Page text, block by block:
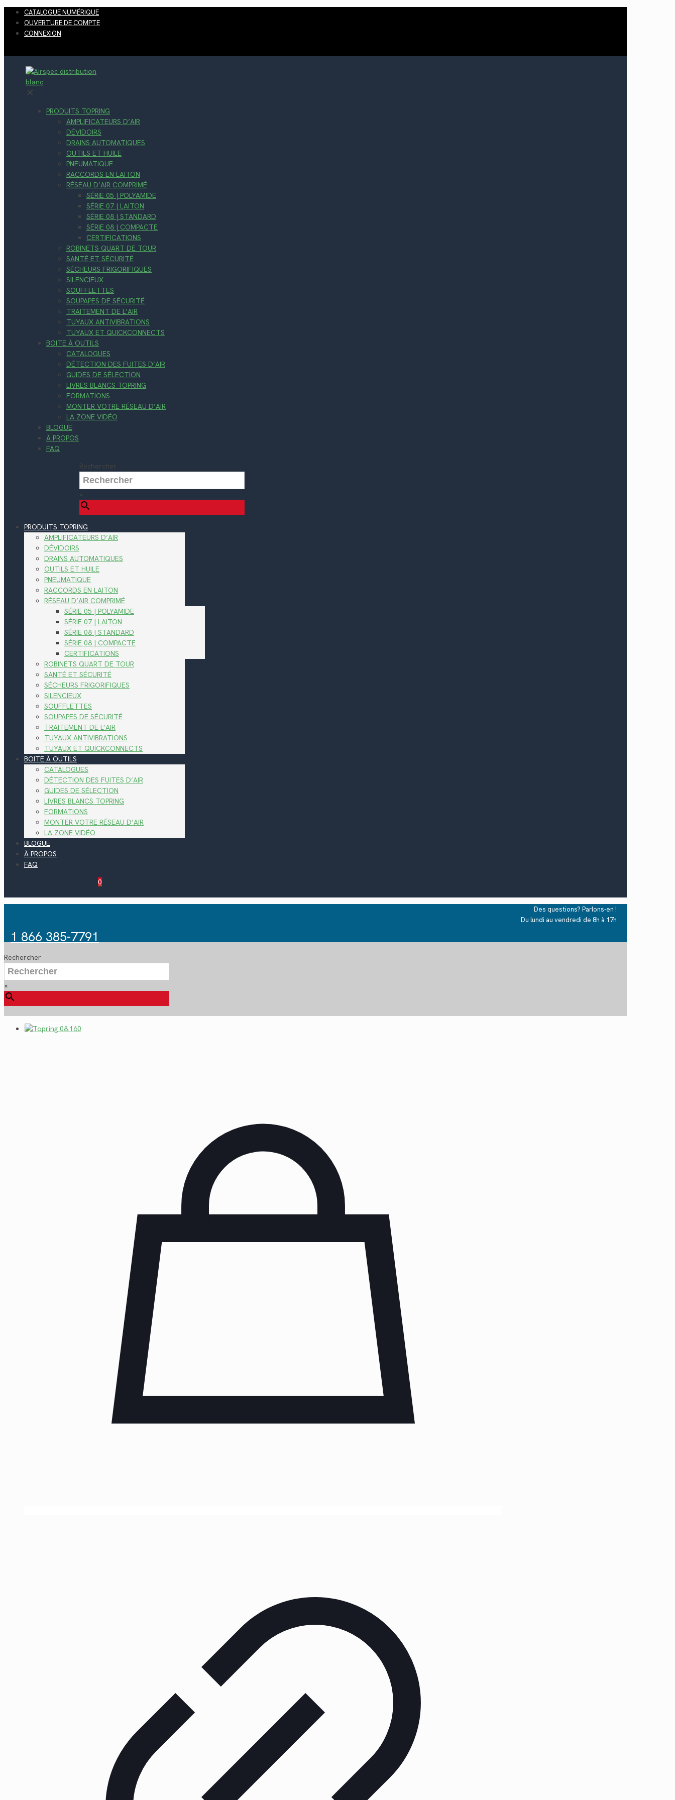
CATALOGUE NUMÉRIQUE
OUVERTURE DE COMPTE
CONNEXION
✕
PRODUITS TOPRING
AMPLIFICATEURS D’AIR
DÉVIDOIRS
DRAINS AUTOMATIQUES
OUTILS ET HUILE
PNEUMATIQUE
RACCORDS EN LAITON
RÉSEAU D’AIR COMPRIMÉ
SÉRIE 05 | POLYAMIDE
SÉRIE 07 | LAITON
SÉRIE 08 | STANDARD
SÉRIE 08 | COMPACTE
CERTIFICATIONS
ROBINETS QUART DE TOUR
SANTÉ ET SÉCURITÉ
SÉCHEURS FRIGORIFIQUES
SILENCIEUX
SOUFFLETTES
SOUPAPES DE SÉCURITÉ
TRAITEMENT DE L’AIR
TUYAUX ANTIVIBRATIONS
TUYAUX ET QUICKCONNECTS
BOITE À OUTILS
CATALOGUES
DÉTECTION DES FUITES D’AIR
GUIDES DE SÉLECTION
LIVRES BLANCS TOPRING
FORMATIONS
MONTER VOTRE RÉSEAU D’AIR
LA ZONE VIDÉO
BLOGUE
À PROPOS
FAQ
Rechercher
×
PRODUITS TOPRING
AMPLIFICATEURS D’AIR
DÉVIDOIRS
DRAINS AUTOMATIQUES
OUTILS ET HUILE
PNEUMATIQUE
RACCORDS EN LAITON
RÉSEAU D’AIR COMPRIMÉ
SÉRIE 05 | POLYAMIDE
SÉRIE 07 | LAITON
SÉRIE 08 | STANDARD
SÉRIE 08 | COMPACTE
CERTIFICATIONS
ROBINETS QUART DE TOUR
SANTÉ ET SÉCURITÉ
SÉCHEURS FRIGORIFIQUES
SILENCIEUX
SOUFFLETTES
SOUPAPES DE SÉCURITÉ
TRAITEMENT DE L’AIR
TUYAUX ANTIVIBRATIONS
TUYAUX ET QUICKCONNECTS
BOITE À OUTILS
CATALOGUES
DÉTECTION DES FUITES D’AIR
GUIDES DE SÉLECTION
LIVRES BLANCS TOPRING
FORMATIONS
MONTER VOTRE RÉSEAU D’AIR
LA ZONE VIDÉO
BLOGUE
À PROPOS
FAQ
0
Des questions? Parlons-en !
Du lundi au vendredi de 8h à 17h
1 866 385-7791
Rechercher
×